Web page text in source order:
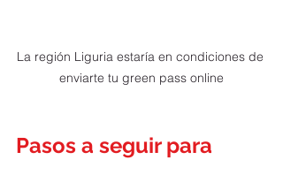
La región Liguria estaría en condiciones de
enviarte tu green pass online
Pasos a seguir para